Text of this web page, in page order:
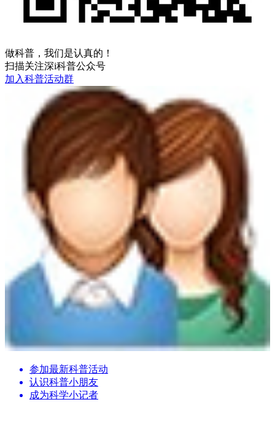
做科普，我们是认真的！
扫描关注深i科普公众号
加入科普活动群
参加最新科普活动
认识科普小朋友
成为科学小记者